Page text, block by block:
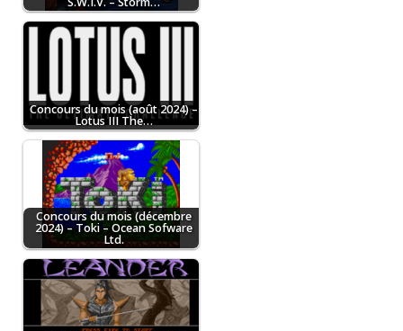
Concours du mois (août 2024) –
Lotus III The…
Concours du mois (décembre
2024) – Toki – Ocean Sofware
Ltd.